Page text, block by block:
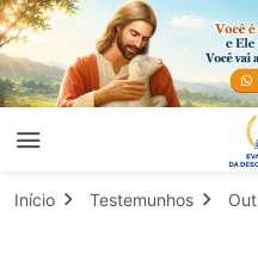
Início Testemunhos